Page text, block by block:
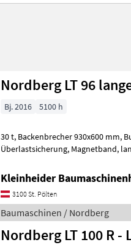
Nordberg LT 96
Bj. 2016 5100 h
30 t, Backenbrecher 930x600 mm, Bunker 4 m3, ASC
Überlastsicherung, Magnetband, langes Austrageband,
B
Kleinheider
3100 St. Pölten
Baumaschinen / Nordberg
Nordberg LT 100 R -